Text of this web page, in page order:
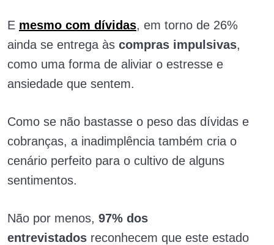
E mesmo com dívidas, em torno de 26%
ainda se entrega às compras impulsivas,
como uma forma de aliviar o estresse e
ansiedade que sentem.
Como se não bastasse o peso das dívidas e
cobranças, a inadimplência também cria o
cenário perfeito para o cultivo de alguns
sentimentos.
Não por menos, 97% dos
entrevistados reconhecem que este estado